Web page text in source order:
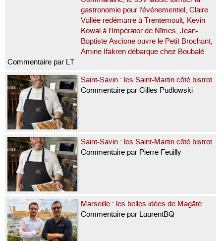
gastronomie pour l’événementiel, Claire
Vallée redémarre à Trentemoult, Kevin
Kowal à l’Impérator de Nîmes, Jean-
Baptiste Ascione ouvre le Petit Brochant,
Amine Ifakren débarque chez Boubalé
Commentaire par LT
Saint-Savin : les Saint-Martin côté bistrot
Commentaire par Gilles Pudlowski
Saint-Savin : les Saint-Martin côté bistrot
Commentaire par Pierre Feuilly
Marseille : les belles idées de Magâté
Commentaire par LaurentBQ